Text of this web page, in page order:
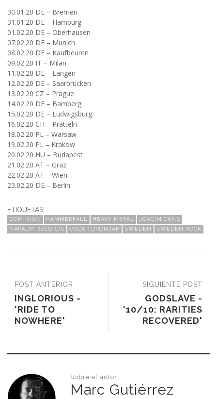
30.01.20 DE – Bremen
31.01.20 DE – Hamburg
01.02.20 DE – Oberhausen
07.02.20 DE – Munich
08.02.20 DE – Kaufbeuren
09.02.20 IT – Milan
11.02.20 DE – Langen
12.02.20 DE – Saarbrücken
13.02.20 CZ – Prague
14.02.20 DE – Bamberg
15.02.20 DE – Ludwigsburg
16.02.20 CH – Pratteln
18.02.20 PL – Warsaw
19.02.20 PL – Krakow
20.02.20 HU – Budapest
21.02.20 AT – Graz
22.02.20 AT – Wien
23.02.20 DE – Berlin
ETIQUETAS:
DOMINION HAMMERFALL HEAVY METAL
JOACIM CANS
NAPALM RECORDS
OSCAR DRONJAK SWEDEN SWEDEN ROCK
SIGUIENTE POST
GODSLAVE -
'10/10: RARITIES
RECOVERED'
POST ANTERIOR
INGLORIOUS -
'RIDE TO
NOWHERE'
Sobre el autor
Marc Gutiérrez